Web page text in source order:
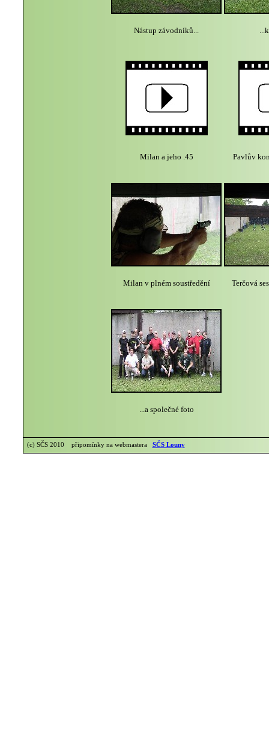
Nástup závodníků...
Milan a jeho .45 Pavlův
Milan v plném soustředění Terčová
...a společné foto
(c) SČS 2010 připomínky na webmastera SČS Louny